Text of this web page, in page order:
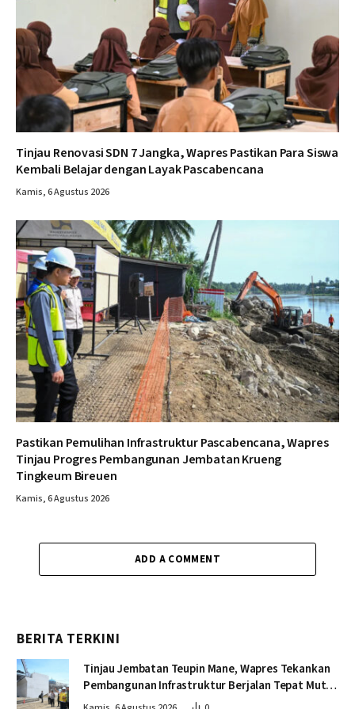
Tinjau Renovasi SDN 7 Jangka, Wapres Pastikan Para Siswa
Kembali Belajar dengan Layak Pascabencana
Kamis, 6 Agustus 2026
Pastikan Pemulihan Infrastruktur Pascabencana, Wapres
Tinjau Progres Pembangunan Jembatan Krueng
Tingkeum Bireuen
Kamis, 6 Agustus 2026
ADD A COMMENT
BERITA TERKINI
Tinjau Jembatan Teupin Mane, Wapres Tekankan
Pembangunan Infrastruktur Berjalan Tepat Mutu
dan Tepat Waktu